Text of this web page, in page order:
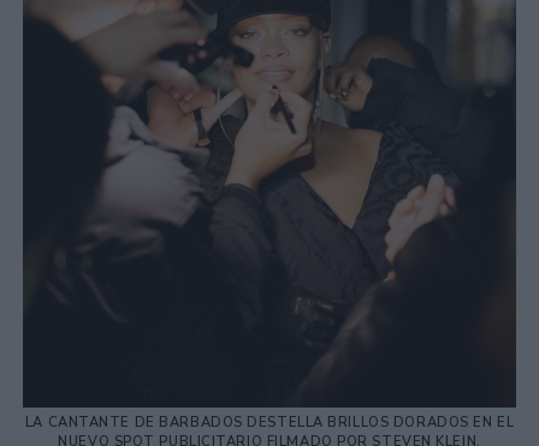
LA CANTANTE DE BARBADOS DESTELLA BRILLOS DORADOS EN EL
NUEVO SPOT PUBLICITARIO FILMADO POR STEVEN KLEIN.